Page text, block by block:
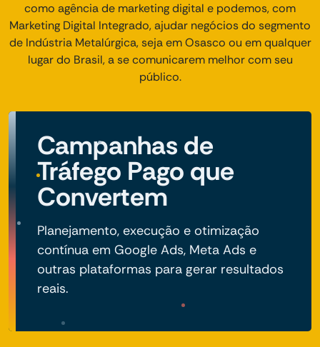
como agência de marketing digital e podemos, com
Marketing Digital Integrado, ajudar negócios do segmento
de Indústria Metalúrgica, seja em Osasco ou em qualquer
lugar do Brasil, a se comunicarem melhor com seu
público.
Campanhas de
Tráfego Pago que
Convertem
Planejamento, execução e otimização
contínua em Google Ads, Meta Ads e
outras plataformas para gerar resultados
reais.